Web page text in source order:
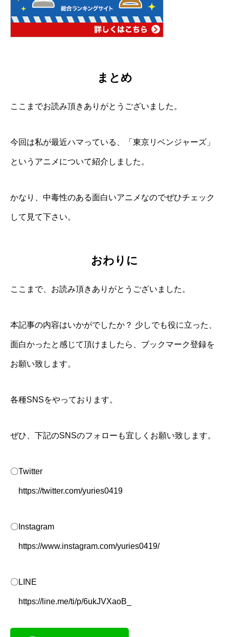
まとめ
ここまでお読み頂きありがとうございました。
今回は私が最近ハマっている、「東京リベンジャーズ」
というアニメについて紹介しました。
かなり、中毒性のある面白いアニメなのでぜひチェック
して見て下さい。
おわりに
ここまで、お読み頂きありがとうございました。
本記事の内容はいかがでしたか？ 少しでも役に立った、
面白かったと感じて頂けましたら、ブックマーク登録を
お願い致します。
各種SNSをやっております。
ぜひ、下記のSNSのフォローも宜しくお願い致します。
〇Twitter
https://twitter.com/yuries0419
〇Instagram
https://www.instagram.com/yuries0419/
〇LINE
https://line.me/ti/p/6ukJVXaoB_